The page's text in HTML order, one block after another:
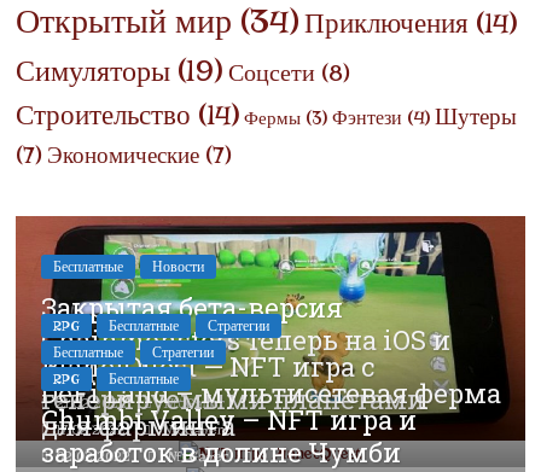
Открытый мир (34) Приключения (14)
Симуляторы (19) Соцсети (8)
Строительство (14) Фермы (3) Фэнтези (4) Шутеры
(7) Экономические (7)
Бесплатные Новости
Закрытая бета-версия
Chainmonsters теперь на iOS и
Android
21.02.2022 NftGamer
RPG Бесплатные Стратегии
PlanetQuest — NFT игра с
генерируемыми планетами
17.02.2022 NftGamer
Бесплатные Стратегии
DeFi Land – мультисетевая ферма
для фарминга
02.02.2022 NftGamer 0
RPG Бесплатные
Chumbi Valley – NFT игра и
заработок в долине Чумби